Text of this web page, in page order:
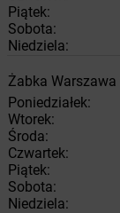
Piątek:
Sobota:
Niedziela:
Żabka Warszawa
Poniedziałek:
Wtorek:
Środa:
Czwartek:
Piątek:
Sobota:
Niedziela: